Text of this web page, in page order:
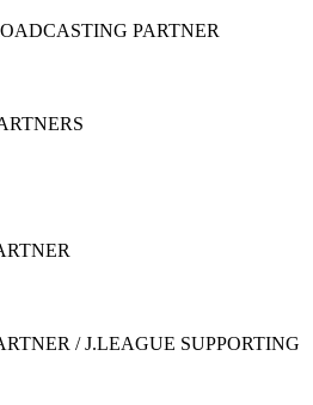
PARTNER
/ J.LEAGUE SUPPORTING